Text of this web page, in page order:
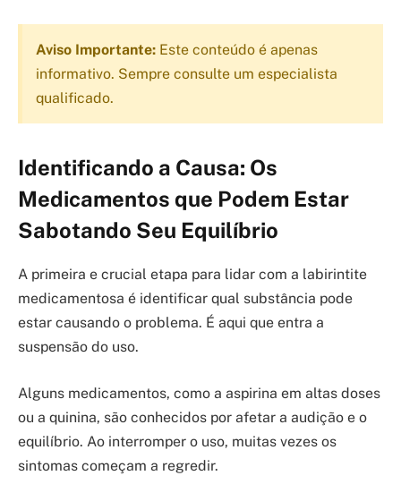
Aviso Importante: Este conteúdo é apenas
informativo. Sempre consulte um especialista
qualificado.
Identificando a Causa: Os
Medicamentos que Podem Estar
Sabotando Seu Equilíbrio
A primeira e crucial etapa para lidar com a labirintite
medicamentosa é identificar qual substância pode
estar causando o problema. É aqui que entra a
suspensão do uso.
Alguns medicamentos, como a aspirina em altas doses
ou a quinina, são conhecidos por afetar a audição e o
equilíbrio. Ao interromper o uso, muitas vezes os
sintomas começam a regredir.